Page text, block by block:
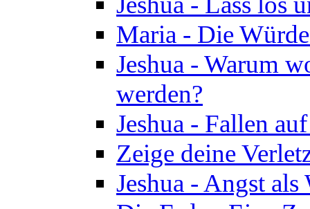
Maria - Die
Jeshua - Warum
werden?
Jeshua - Fallen
Zeige deine
Jeshua - Angst als